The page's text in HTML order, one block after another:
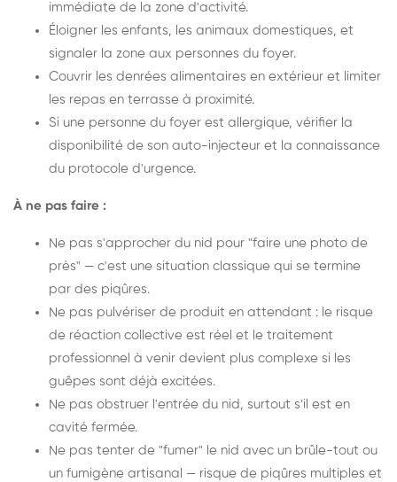
immédiate de la zone d'activité.
Éloigner les enfants, les animaux domestiques, et
signaler la zone aux personnes du foyer.
Couvrir les denrées alimentaires en extérieur et limiter
les repas en terrasse à proximité.
Si une personne du foyer est allergique, vérifier la
disponibilité de son auto-injecteur et la connaissance
du protocole d'urgence.
À ne pas faire :
Ne pas s'approcher du nid pour "faire une photo de
près" — c'est une situation classique qui se termine
par des piqûres.
Ne pas pulvériser de produit en attendant : le risque
de réaction collective est réel et le traitement
professionnel à venir devient plus complexe si les
guêpes sont déjà excitées.
Ne pas obstruer l'entrée du nid, surtout s'il est en
cavité fermée.
Ne pas tenter de "fumer" le nid avec un brûle-tout ou
un fumigène artisanal — risque de piqûres multiples et